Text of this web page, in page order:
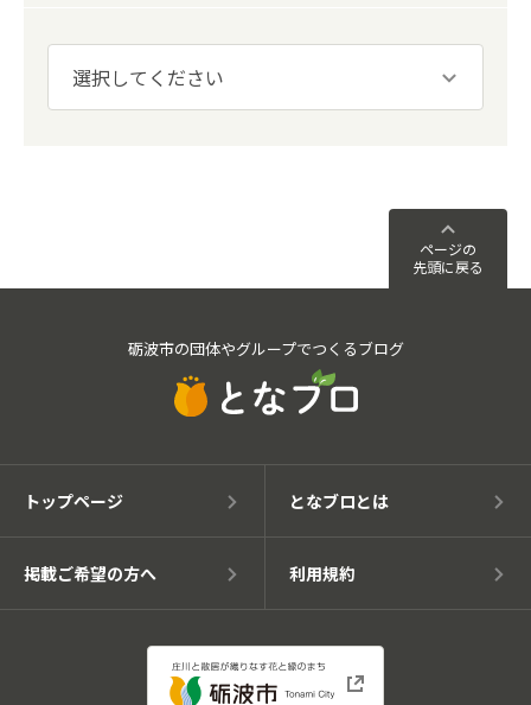
ページの
先頭に戻る
砺波市の団体やグループでつくるブログ
トップページ となブロとは
掲載ご希望の方へ 利用規約